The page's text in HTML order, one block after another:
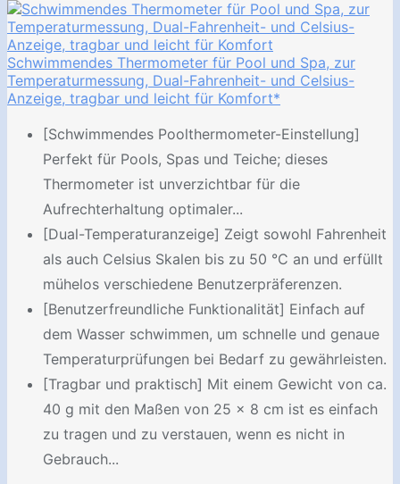
Schwimmendes Thermometer für Pool und Spa, zur
Temperaturmessung, Dual-Fahrenheit- und Celsius-
Anzeige, tragbar und leicht für Komfort*
[Schwimmendes Poolthermometer-Einstellung]
Perfekt für Pools, Spas und Teiche; dieses
Thermometer ist unverzichtbar für die
Aufrechterhaltung optimaler...
[Dual-Temperaturanzeige] Zeigt sowohl Fahrenheit
als auch Celsius Skalen bis zu 50 °C an und erfüllt
mühelos verschiedene Benutzerpräferenzen.
[Benutzerfreundliche Funktionalität] Einfach auf
dem Wasser schwimmen, um schnelle und genaue
Temperaturprüfungen bei Bedarf zu gewährleisten.
[Tragbar und praktisch] Mit einem Gewicht von ca.
40 g mit den Maßen von 25 x 8 cm ist es einfach
zu tragen und zu verstauen, wenn es nicht in
Gebrauch...